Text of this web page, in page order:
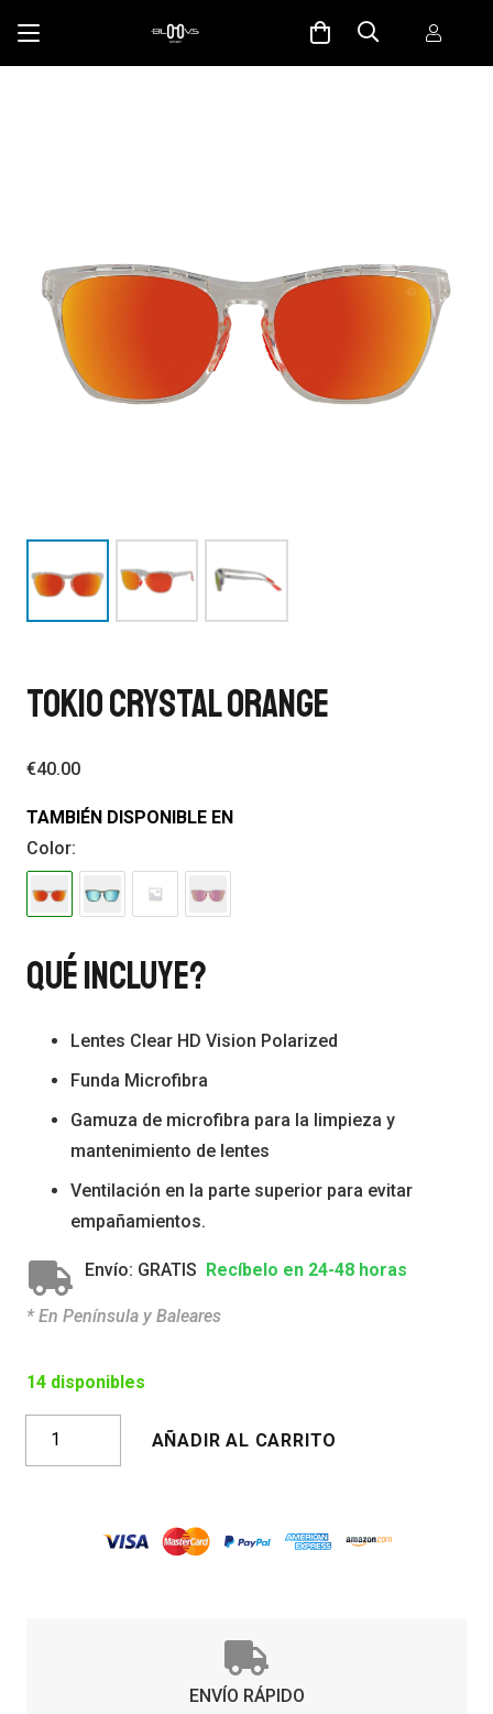
TOKIO CRYSTAL ORANGE
€40.00
TAMBIÉN DISPONIBLE EN
Color:
Qué Incluye?
Lentes Clear HD Vision Polarized
Funda Microfibra
Gamuza de microfibra para la limpieza y
mantenimiento de lentes
Ventilación en la parte superior para evitar
empañamientos.
Envío: GRATIS Recíbelo en 24-48 horas
* En Península y Baleares
14 disponibles
TOKIO
CRYSTAL
AÑADIR AL CARRITO
ENVÍO RÁPIDO